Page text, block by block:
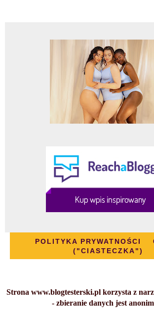
POLITYKA PRYWATNOŚCI
("CIASTECZKA")
Strona www.blogtesterski.pl korzysta z
- zbieranie danych jest